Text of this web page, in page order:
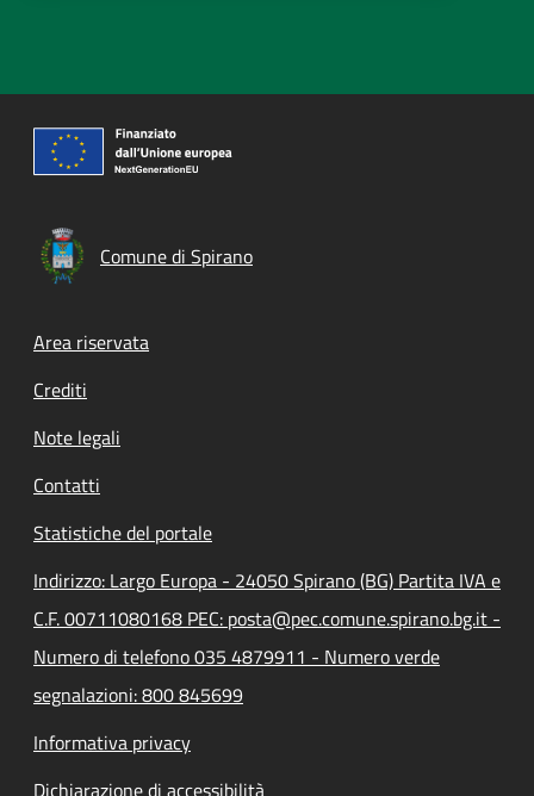
Comune di Spirano
Footer menu
Area riservata
Crediti
Note legali
Contatti
Statistiche del portale
Indirizzo: Largo Europa - 24050 Spirano (BG) Partita IVA e
C.F. 00711080168 PEC: posta@pec.comune.spirano.bg.it -
Numero di telefono 035 4879911 - Numero verde
segnalazioni: 800 845699
Informativa privacy
Dichiarazione di accessibilità